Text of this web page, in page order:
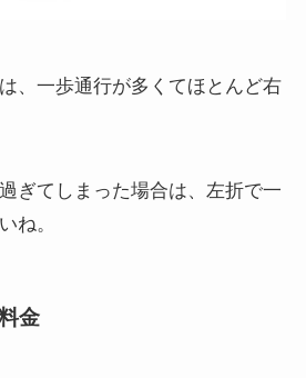
、一歩通行が多くてほとんど右
ぎてしまった場合は、左折で一
ね。
金